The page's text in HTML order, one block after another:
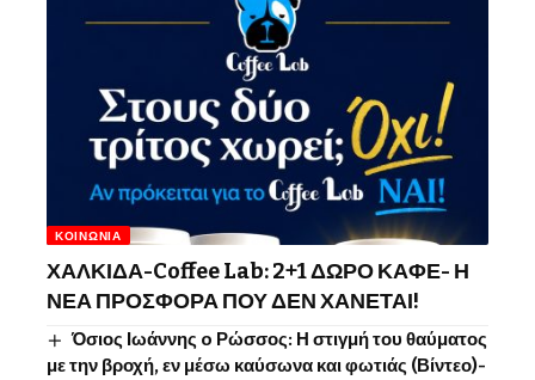
ΚΟΙΝΩΝΊΑ
ΧΑΛΚΙΔΑ-Coffee Lab: 2+1 ΔΩΡΟ ΚΑΦΕ- Η
ΝΕΑ ΠΡΟΣΦΟΡΑ ΠΟΥ ΔΕΝ ΧΑΝΕΤΑΙ!
Όσιος Ιωάννης o Ρώσσος: Η στιγμή του θαύματος
με την βροχή, εν μέσω καύσωνα και φωτιάς (Βίντεο)-